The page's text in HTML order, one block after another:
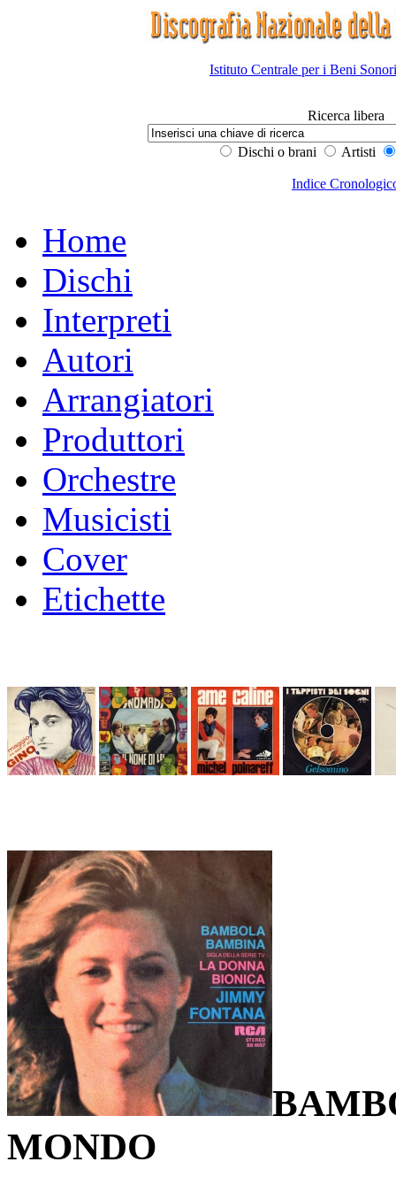
Istituto Centrale per i Beni
Ricerca libera
Dischi o brani Artisti
Indice
Home
Dischi
Interpreti
Autori
Arrangiatori
Produttori
Orchestre
Musicisti
Cover
Etichette
MONDO